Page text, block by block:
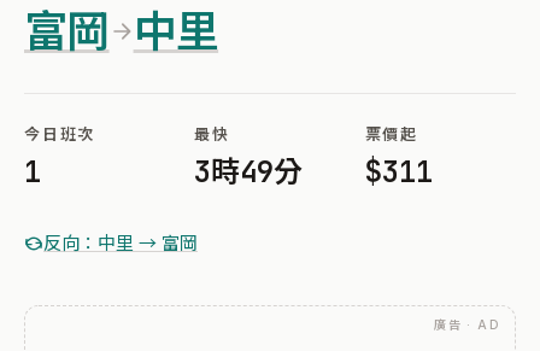
富岡 中里
今日班次
1
最快
3時49分
票價起
$311
反向：中里 → 富岡
廣告 · AD